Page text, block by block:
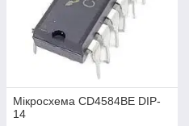
Мікросхема CD4584BE DIP-
14